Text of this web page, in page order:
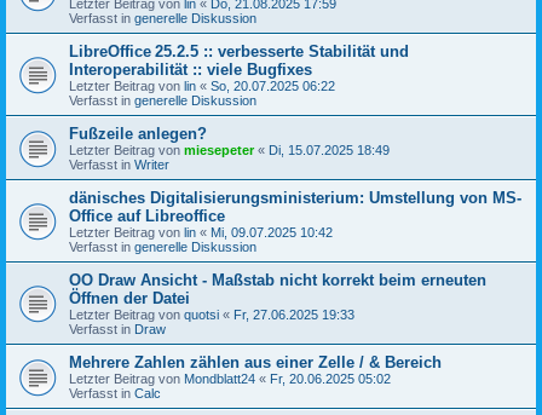
Letzter Beitrag von lin « Do, 21.08.2025 17:59
Verfasst in generelle Diskussion
LibreOffice 25.2.5 :: verbesserte Stabilität und
Interoperabilität :: viele Bugfixes
Letzter Beitrag von lin « So, 20.07.2025 06:22
Verfasst in generelle Diskussion
Fußzeile anlegen?
Letzter Beitrag von miesepeter« Di, 15.07.2025 18:49
Verfasst in Writer
dänisches Digitalisierungsministerium: Umstellung von MS-
Office auf Libreoffice
Letzter Beitrag von lin « Mi, 09.07.2025 10:42
Verfasst in generelle Diskussion
OO Draw Ansicht - Maßstab nicht korrekt beim erneuten
Öffnen der Datei
Letzter Beitrag von quotsi « Fr, 27.06.2025 19:33
Verfasst in Draw
Mehrere Zahlen zählen aus einer Zelle / & Bereich
Letzter Beitrag von Mondblatt24 « Fr, 20.06.2025 05:02
Verfasst in Calc